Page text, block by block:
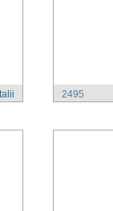
2495